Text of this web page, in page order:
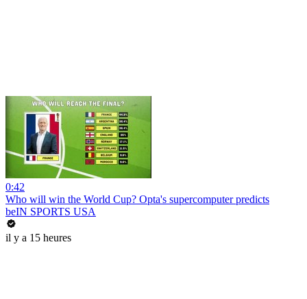
0:42
Who will win the World Cup? Opta's supercomputer predicts
beIN SPORTS USA
il y a 15 heures